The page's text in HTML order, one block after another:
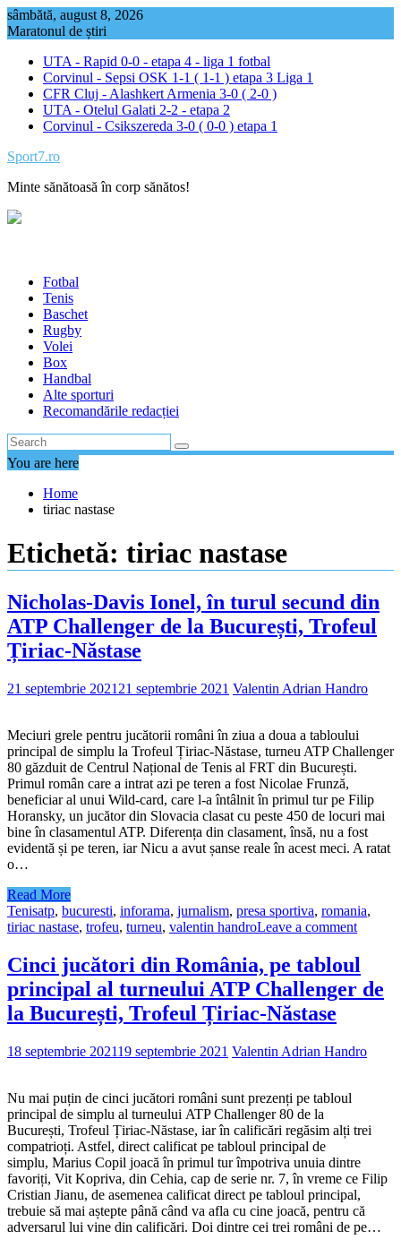
Skip
to
sâmbătă, august 8, 2026
Maratonul de știri
UTA - Rapid 0-0 - etapa 4 - liga 1 fotbal
Corvinul - Sepsi OSK 1-1 ( 1-1 ) etapa 3 Liga 1
CFR Cluj - Alashkert Armenia 3-0 ( 2-0 )
UTA - Otelul Galati 2-2 - etapa 2
Corvinul - Csikszereda 3-0 ( 0-0 ) etapa 1
Sport7.ro
Minte sănătoasă în corp sănătos!
Fotbal
Tenis
Baschet
Rugby
Volei
Box
Handbal
Alte sporturi
Recomandările redacției
You are here
Home
tiriac nastase
Etichetă: tiriac nastase
Nicholas-Davis Ionel, în turul secund din
ATP Challenger de la București, Trofeul
Țiriac-Năstase
21 septembrie 2021 21 septembrie 2021 Valentin Adrian Handro
Meciuri grele pentru jucătorii români în ziua a doua a tabloului
principal de simplu la Trofeul Țiriac-Năstase, turneu ATP Challenger
80 găzduit de Centrul Național de Tenis al FRT din București.
Primul român care a intrat azi pe teren a fost Nicolae Frunză,
beneficiar al unui Wild-card, care l-a întâlnit în primul tur pe Filip
Horansky, un jucător din Slovacia clasat cu peste 450 de locuri mai
bine în clasamentul ATP. Diferența din clasament, însă, nu a fost
evidentă și pe teren, iar Nicu a avut șanse reale în acest meci. A ratat
o…
Read More
Tenisatp, bucuresti, inforama, jurnalism, presa sportiva, romania,
tiriac nastase, trofeu, turneu, valentin handroLeave a comment
Cinci jucători din România, pe tabloul
principal al turneului ATP Challenger de
la București, Trofeul Țiriac-Năstase
18 septembrie 202119 septembrie 2021 Valentin Adrian Handro
Nu mai puțin de cinci jucători români sunt prezenți pe tabloul
principal de simplu al turneului ATP Challenger 80 de la
București, Trofeul Țiriac-Năstase, iar în calificări regăsim alți trei
compatrioți. Astfel, direct calificat pe tabloul principal de
simplu, Marius Copil joacă în primul tur împotriva unuia dintre
favoriți, Vit Kopriva, din Cehia, cap de serie nr. 7, în vreme ce Filip
Cristian Jianu, de asemenea calificat direct pe tabloul principal,
trebuie să mai aștepte până când va afla cu cine joacă, pentru că
adversarul lui vine din calificări. Doi dintre cei trei români de pe…